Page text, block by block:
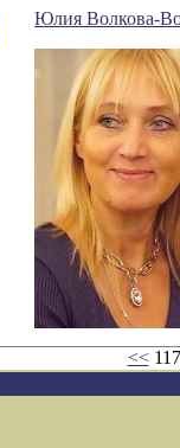
Юлия Волкова-
<<